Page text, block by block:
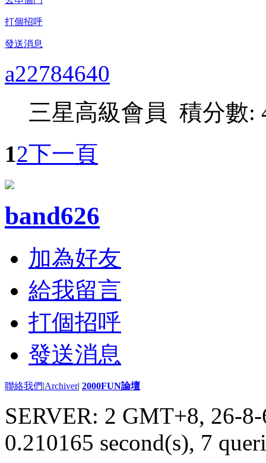
打個招呼
發送消息
a22784640
三星高級會員 積分數:
12下一頁
band626
加為好友
給我留言
打個招呼
發送消息
聯絡我們|Archiver| 2000FUN論壇
SERVER: 2 GMT+8, 26-
0.210165 second(s), 7